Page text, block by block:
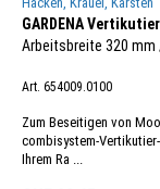
GARDENA
Arbeitsbreite 320 mm
Art. 654009.0100
Zum Beseitigen von
combisystem-
Ihrem Ra ...